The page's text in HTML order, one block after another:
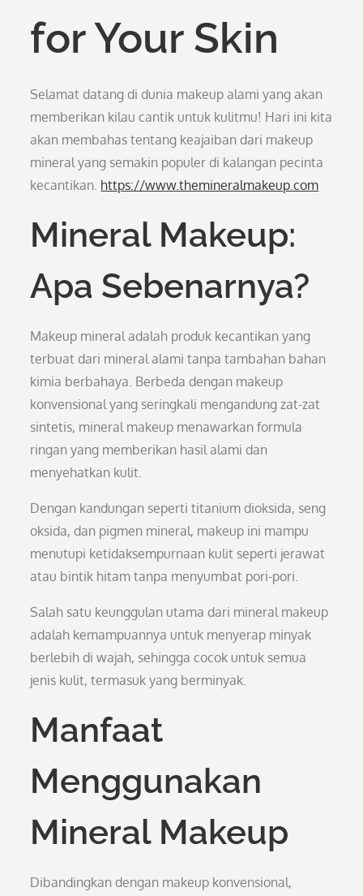
for Your Skin
Selamat datang di dunia makeup alami yang akan
memberikan kilau cantik untuk kulitmu! Hari ini kita
akan membahas tentang keajaiban dari makeup
mineral yang semakin populer di kalangan pecinta
kecantikan. https://www.themineralmakeup.com
Mineral Makeup:
Apa Sebenarnya?
Makeup mineral adalah produk kecantikan yang
terbuat dari mineral alami tanpa tambahan bahan
kimia berbahaya. Berbeda dengan makeup
konvensional yang seringkali mengandung zat-zat
sintetis, mineral makeup menawarkan formula
ringan yang memberikan hasil alami dan
menyehatkan kulit.
Dengan kandungan seperti titanium dioksida, seng
oksida, dan pigmen mineral, makeup ini mampu
menutupi ketidaksempurnaan kulit seperti jerawat
atau bintik hitam tanpa menyumbat pori-pori.
Salah satu keunggulan utama dari mineral makeup
adalah kemampuannya untuk menyerap minyak
berlebih di wajah, sehingga cocok untuk semua
jenis kulit, termasuk yang berminyak.
Manfaat
Menggunakan
Mineral Makeup
Dibandingkan dengan makeup konvensional,